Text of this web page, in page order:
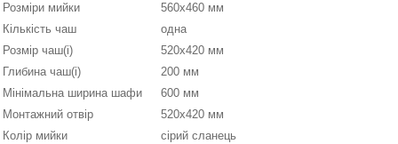
Розміри мийки
560x460 мм
Кількість чаш
одна
Розмір чаш(і)
520х420 мм
Глибина чаш(і)
200 мм
Мінімальна ширина шафи
600 мм
Монтажний отвір
520x420 мм
Колір мийки
сірий сланець